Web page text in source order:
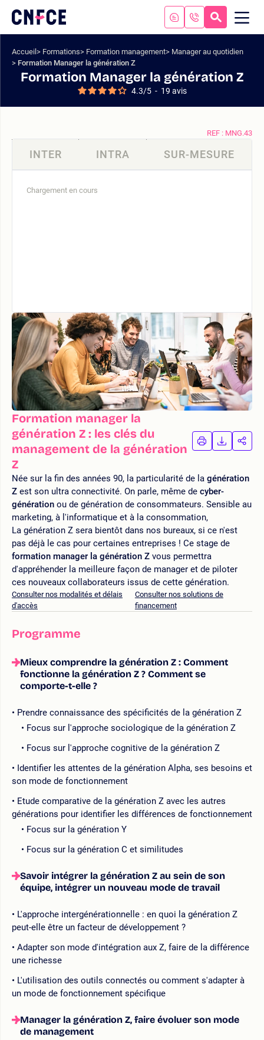
contenu
la
Logo
site
Accueil Formations Formation management
Manager au quotidien
Formation Manager la génération Z
Formation Manager la génération Z
4.3/5 - 19 avis
Formation manager la
génération Z : les clés du
management de la génération
Z
IMPRIMER
LA
LA
Née sur la fin des années 90, la particularité de la génération
Z est son ultra connectivité. On parle, même de cyber-
génération ou de génération de consommateurs. Sensible au
marketing, à l'informatique et à la consommation,
La génération Z sera bientôt dans nos bureaux, si ce n'est
pas déjà le cas pour certaines entreprises ! Ce stage de
formation manager la génération Z vous permettra
d'appréhender la meilleure façon de manager et de piloter
ces nouveaux collaborateurs issus de cette génération.
Consulter nos modalités et délais
d'accès
Consulter nos solutions de
financement
Programme
Mieux comprendre la génération Z : Comment
fonctionne la génération Z ? Comment se
comporte-t-elle ?
Prendre connaissance des spécificités de la génération Z
Focus sur l'approche sociologique de la génération Z
Focus sur l'approche cognitive de la génération Z
Identifier les attentes de la génération Alpha, ses besoins et
son mode de fonctionnement
Etude comparative de la génération Z avec les autres
générations pour identifier les différences de fonctionnement
Focus sur la génération Y
Focus sur la génération C et similitudes
Savoir intégrer la génération Z au sein de son
équipe, intégrer un nouveau mode de travail
L'approche intergénérationnelle : en quoi la génération Z
peut-elle être un facteur de développement ?
Adapter son mode d'intégration aux Z, faire de la différence
une richesse
L'utilisation des outils connectés ou comment s'adapter à
un mode de fonctionnement spécifique
Manager la génération Z, faire évoluer son mode
de management
REF : MNG.43
INTER INTRA SUR-MESURE